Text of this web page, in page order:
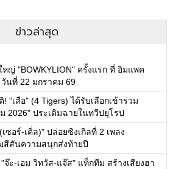
ข่าวล่าสุด
ญ่ "BOWKYLION" ครั้งแรก ที่ อิมแพค
นที่ 22 มกราคม 69
"เสือ" (4 Tigers) ได้รับเลือกเข้าร่วม
2026" ประเดิมฉายในทวีปยุโรป
ซอร์-เคิ่ล)" ปล่อยซิงเกิลที่ 2 เพลง
สีสันความสนุกส่งท้ายปี
ะ-เอม วิทวัส-แจ๊ส" แท็กทีม สร้างเสียงฮา